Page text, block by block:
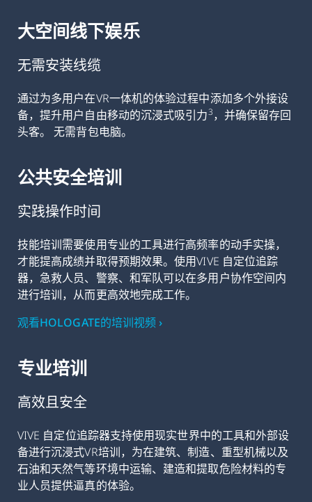
大空间线下娱乐
无需安装线缆
通过为多用户在VR一体机的体验过程中添加多个外接设
备，提升用户自由移动的沉浸式吸引力3，并确保留存回
头客。 无需背包电脑。
公共安全培训
实践操作时间
技能培训需要使用专业的工具进行高频率的动手实操，
才能提高成绩并取得预期效果。使用VIVE 自定位追踪
器，急救人员、警察、和军队可以在多用户协作空间内
进行培训，从而更高效地完成工作。
观看HOLOGATE的培训视频 ›
专业培训
高效且安全
VIVE 自定位追踪器支持使用现实世界中的工具和外部设
备进行沉浸式VR培训，为在建筑、制造、重型机械以及
石油和天然气等环境中运输、建造和提取危险材料的专
业人员提供逼真的体验。